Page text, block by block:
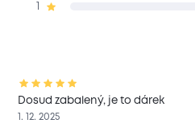
Dosud zabalený, je to dárek
1. 12. 2025